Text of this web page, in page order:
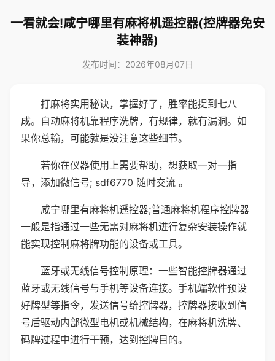
一看就会!咸宁哪里有麻将机遥控器(控牌器免安
装神器)
发布时间：2026年08月07日
打麻将实用秘诀，掌握好了，胜率能提到七八
成。自动麻将机靠程序洗牌，有规律，就有漏洞。如
果你总输，可能就是没注意这些细节。
若你在仪器使用上需要帮助，想获取一对一指
导，添加微信号; sdf6770 随时交流 。
咸宁哪里有麻将机遥控器;普通麻将机程序控牌器
一般是指通过一些无需对麻将机进行复杂安装操作就
能实现控制麻将牌功能的设备或工具。
蓝牙或无线信号控制原理：一些智能控牌器通过
蓝牙或无线信号与手机等设备连接。手机端软件预设
好牌型等指令，发送信号给控牌器，控牌器接收到信
号后驱动内部微型电机或机械结构，在麻将机洗牌、
码牌过程中进行干预，达到控牌目的。